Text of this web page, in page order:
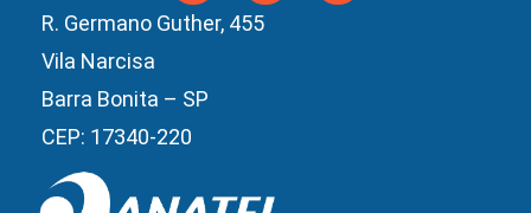
R. Germano Guther, 455
Vila Narcisa
Barra Bonita – SP
CEP: 17340-220